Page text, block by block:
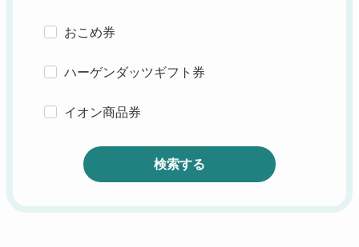
おこめ券
ハーゲンダッツギフト券
イオン商品券
検索する